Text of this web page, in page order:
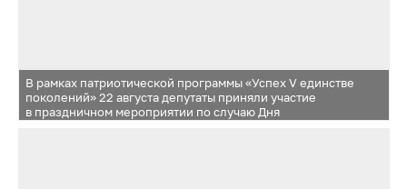
В рамках патриотической программы «Успех V единстве
поколений» 22 августа депутаты приняли участие
в праздничном мероприятии по случаю Дня